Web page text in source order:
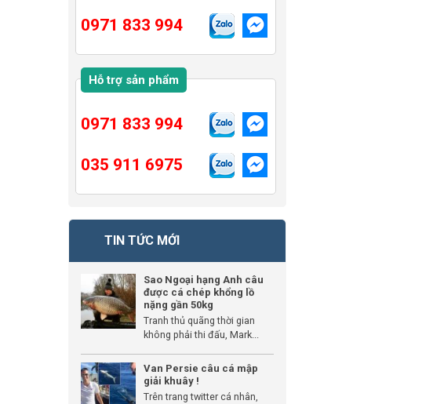
0971 833 994
Hỗ trợ sản phẩm
0971 833 994
035 911 6975
TIN TỨC MỚI
Sao Ngoại hạng Anh câu
được cá chép khổng lồ
nặng gần 50kg
Tranh thủ quãng thời gian
không phải thi đấu, Mark...
Van Persie câu cá mập
giải khuây !
Trên trang twitter cá nhân,